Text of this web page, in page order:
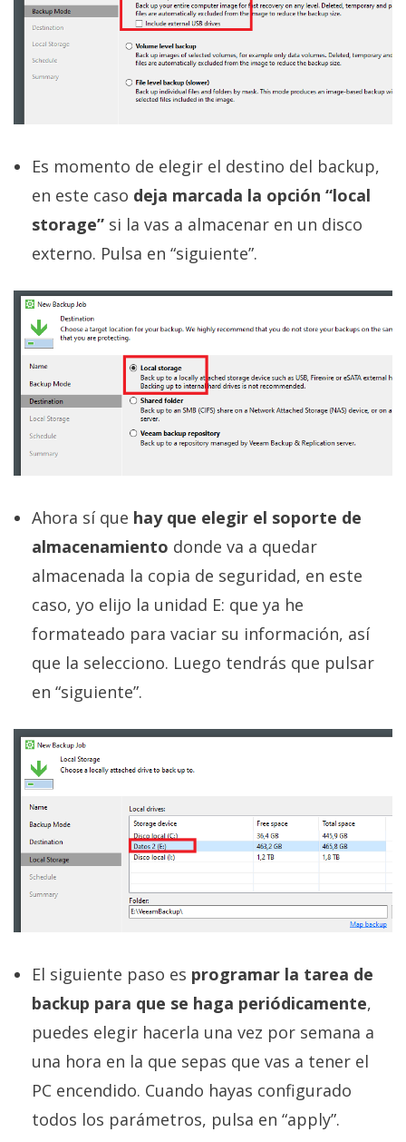
Es momento de elegir el destino del backup,
en este caso deja marcada la opción “local
storage” si la vas a almacenar en un disco
externo. Pulsa en “siguiente”.
Ahora sí que hay que elegir el soporte de
almacenamiento donde va a quedar
almacenada la copia de seguridad, en este
caso, yo elijo la unidad E: que ya he
formateado para vaciar su información, así
que la selecciono. Luego tendrás que pulsar
en “siguiente”.
El siguiente paso es programar la tarea de
backup para que se haga periódicamente,
puedes elegir hacerla una vez por semana a
una hora en la que sepas que vas a tener el
PC encendido. Cuando hayas configurado
todos los parámetros, pulsa en “apply”.